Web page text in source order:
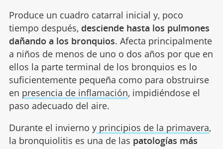
Produce un cuadro catarral inicial y, poco
tiempo después, desciende hasta los pulmones
dañando a los bronquios. Afecta principalmente
a niños de menos de uno o dos años por que en
ellos la parte terminal de los bronquios es lo
suficientemente pequeña como para obstruirse
en presencia de inflamación, impidiéndose el
paso adecuado del aire.
Durante el invierno yprincipios de la primavera,
la bronquiolitis es una de las patologías más